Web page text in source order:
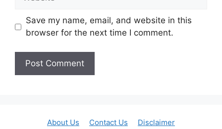
Save my name, email, and website in this
browser for the next time I comment.
About Us Contact Us Disclaimer